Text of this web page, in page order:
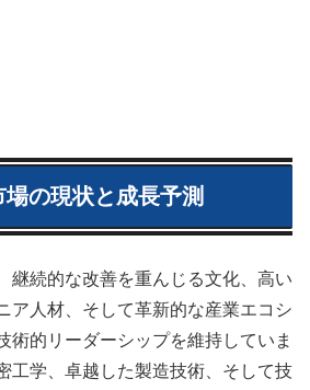
場の現状と成長予測
継続的な改善を重んじる文化、高い
ア人材、そして革新的な産業エコシ
術的リーダーシップを維持していま
工学、卓越した製造技術、そして技